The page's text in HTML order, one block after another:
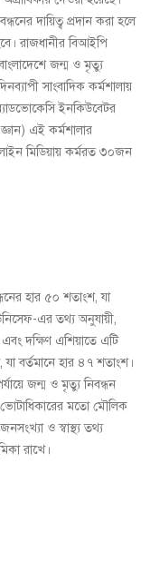
দায়িত্ব প্রদান করা হলে
রাজধানীর বিআইপি
জন্ম ও মৃত্যু
সাংবাদিক কর্মশালায়
ইনকিউবেটর
এই কর্মশালার
মিডিয়ায় কর্মরত ৩০জন
হার ৫০ শতাংশ, যা
এর তথ্য অনুযায়ী,
দক্ষিণ এশিয়াতে এটি
বর্তমানে হার ৪৭ শতাংশ।
জন্ম ও মৃত্যু নিবন্ধন
ও ভোটাধিকারের মতো মৌলিক
ও স্বাস্থ্য তথ্য
রাখে।